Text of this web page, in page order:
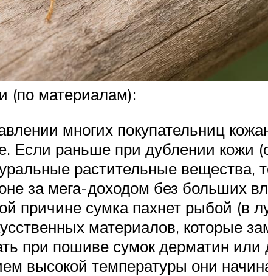
(по материалам):
многих покупательниц
Если раньше при дублении кожи
растительные вещества,
за мега-доходом без больших
причине сумка пахнет рыбой (в
материалов, которые
при пошиве сумок дерматин
высокой температуры они